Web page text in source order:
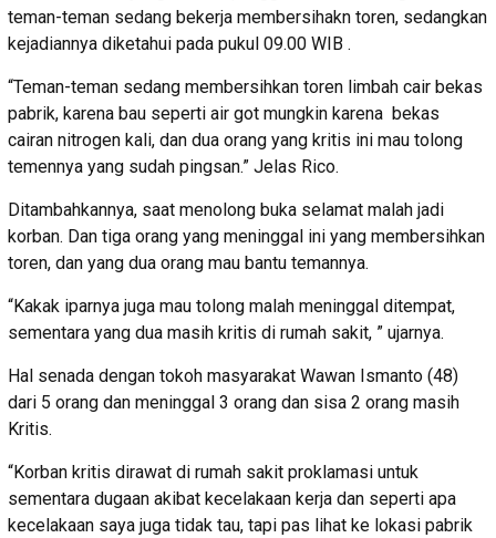
teman-teman sedang bekerja membersihakn toren, sedangkan
kejadiannya diketahui pada pukul 09.00 WIB .
“Teman-teman sedang membersihkan toren limbah cair bekas
pabrik, karena bau seperti air got mungkin karena bekas
cairan nitrogen kali, dan dua orang yang kritis ini mau tolong
temennya yang sudah pingsan.” Jelas Rico.
Ditambahkannya, saat menolong buka selamat malah jadi
korban. Dan tiga orang yang meninggal ini yang membersihkan
toren, dan yang dua orang mau bantu temannya.
“Kakak iparnya juga mau tolong malah meninggal ditempat,
sementara yang dua masih kritis di rumah sakit, ” ujarnya.
Hal senada dengan tokoh masyarakat Wawan Ismanto (48)
dari 5 orang dan meninggal 3 orang dan sisa 2 orang masih
Kritis.
“Korban kritis dirawat di rumah sakit proklamasi untuk
sementara dugaan akibat kecelakaan kerja dan seperti apa
kecelakaan saya juga tidak tau, tapi pas lihat ke lokasi pabrik